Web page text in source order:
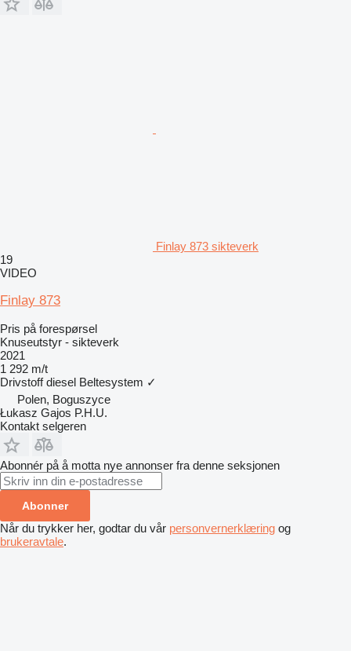
Finlay 873 sikteverk
19
VIDEO
Finlay 873
Pris på forespørsel
Knuseutstyr - sikteverk
2021
1 292 m/t
Drivstoff diesel Beltesystem ✓
Polen, Boguszyce
Łukasz Gajos P.H.U.
Kontakt selgeren
Abonnér på å motta nye annonser fra denne seksjonen
Abonner
Når du trykker her, godtar du vår personvernerklæring og
brukeravtale.